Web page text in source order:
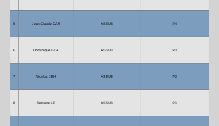
5 Jean-Claude CAR ASSUB P4
6 Dominique BEA ASSUB P3
7 Nicolas JEH ASSUB P2
8 Servane LE ASSUB P1